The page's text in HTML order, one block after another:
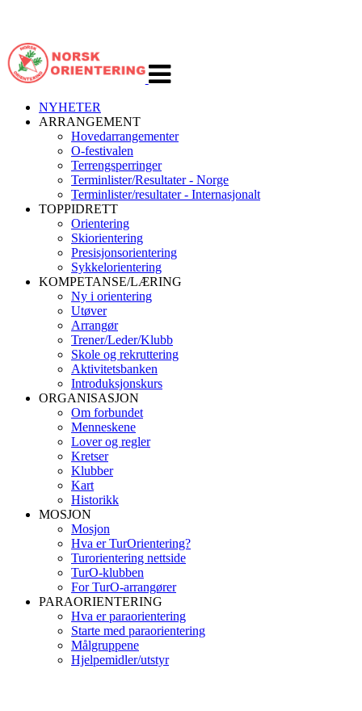
navigasjon
NYHETER
ARRANGEMENT
Hovedarrangementer
O-festivalen
Terrengsperringer
Terminlister/Resultater - Norge
Terminlister/resultater - Internasjonalt
TOPPIDRETT
Orientering
Skiorientering
Presisjonsorientering
Sykkelorientering
KOMPETANSE/LÆRING
Ny i orientering
Utøver
Arrangør
Trener/Leder/Klubb
Skole og rekruttering
Aktivitetsbanken
Introduksjonskurs
ORGANISASJON
Om forbundet
Menneskene
Lover og regler
Kretser
Klubber
Kart
Historikk
MOSJON
Mosjon
Hva er TurOrientering?
Turorientering nettside
TurO-klubben
For TurO-arrangører
PARAORIENTERING
Hva er paraorientering
Starte med paraorientering
Målgruppene
Hjelpemidler/utstyr